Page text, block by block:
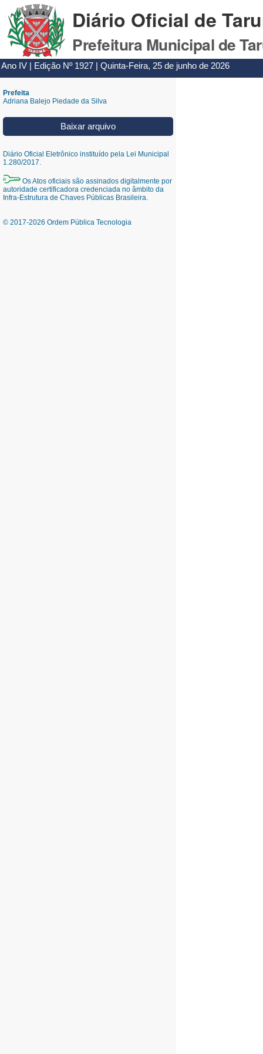
Diário Oficial de
Prefeitura Municipal de
Ano IV | Edição Nº 1927 | Quinta-Feira, 25 de junho de 2026
Prefeita
Adriana Balejo Piedade da Silva
Baixar arquivo
Diário Oficial Eletrônico instituído pela Lei Municipal
1.280/2017.
Os Atos oficiais são assinados digitalmente por
autoridade certificadora credenciada no âmbito da
Infra-Estrutura de Chaves Públicas Brasileira.
© 2017-2026 Ordem Pública Tecnologia